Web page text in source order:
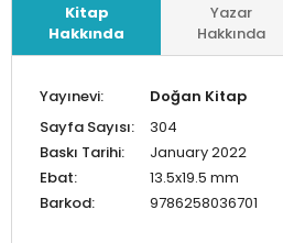
Kitap
Hakkında
Yazar
Hakkında
Yayınevi:
Doğan Kitap
Sayfa Sayısı:
304
Baskı Tarihi:
January 2022
Ebat:
13.5x19.5 mm
Barkod:
9786258036701